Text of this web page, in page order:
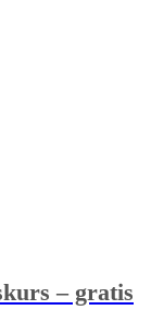
– gratis